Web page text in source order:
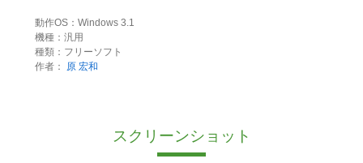
動作OS：Windows 3.1
機種：汎用
種類：フリーソフト
作者：
原 宏和
スクリーンショット